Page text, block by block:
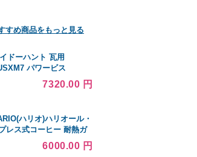
すめ商品をもっと見る
ドーハント 瓦用
パワービス
ブロンズ)オレフィ
パッキン 100本 ■▼225-
7320.00 円
ハリオ)ハリオール・
レス式コーヒー 耐熱ガ
ス ステンレス 実用容量
THSV-4-HSV ヘアラ
6000.00 円